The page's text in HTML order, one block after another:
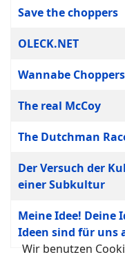
Save the choppers
OLECK.NET
Wannabe
The real McCoy
The Dutchman
Der Versuch der
einer Subkultur
Meine Idee! Deine
Ideen sind für uns
Wir benutzen